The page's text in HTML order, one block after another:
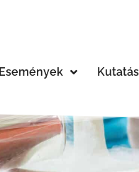
Események Kutatás